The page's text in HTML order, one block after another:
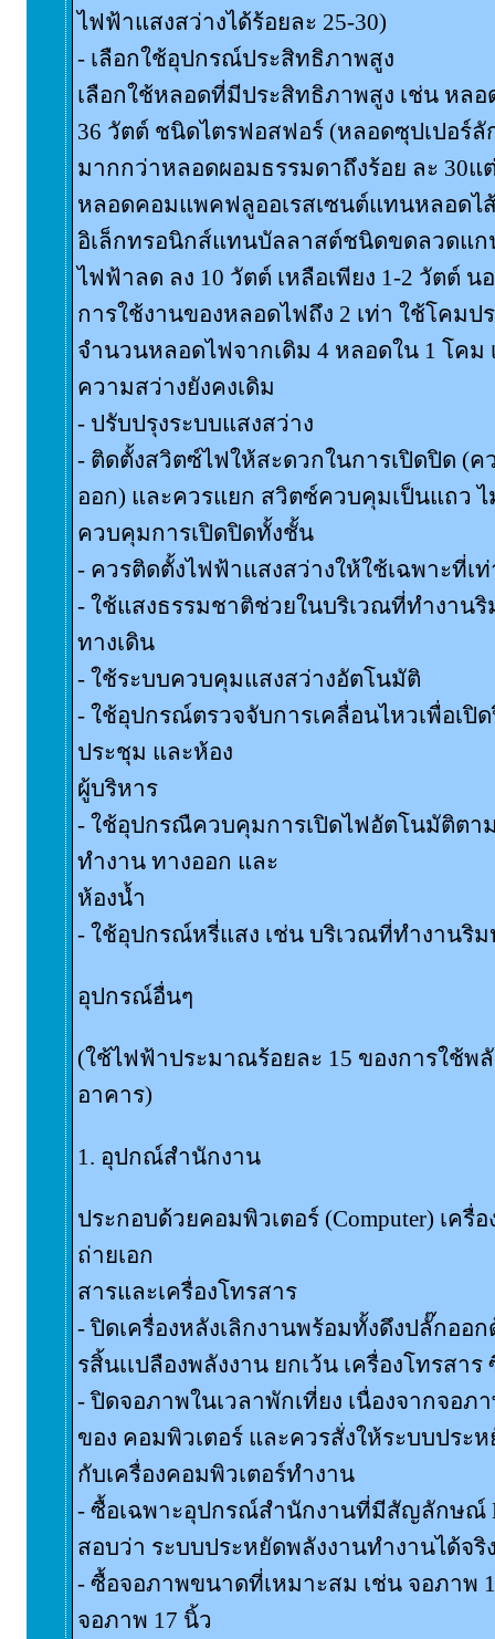
ไฟฟ้าแสงสว่างได้ร้อยละ 25-30)
- เลือกใช้อุปกรณ์ประสิทธิภาพสูง
เลือกใช้หลอดที่มีประสิทธิภาพสูง เช่น หลอ
36 วัตต์ ชนิดไตรฟอสฟอร์ (หลอดซุปเปอร์ลั
มากกว่าหลอดผอมธรรมดาถึงร้อย ละ 30แ
หลอดคอมแพคฟลูออเรสเซนต์แทนหลอดไ
อิเล็กทรอนิกส์แทนบัลลาสต์ชนิดขดลวดแก
ไฟฟ้าลด ลง 10 วัตต์ เหลือเพียง 1-2 วัตต์
การใช้งานของหลอดไฟถึง 2 เท่า ใช้โคม
จำนวนหลอดไฟจากเดิม 4 หลอดใน 1 โคม
ความสว่างยังคงเดิม
- ปรับปรุงระบบแสงสว่าง
- ติดตั้งสวิตซ์ไฟให้สะดวกในการเปิดปิด (ค
ออก) และควรแยก สวิตซ์ควบคุมเป็นแถว
ควบคุมการเปิดปิดทั้งชั้น
- ควรติดตั้งไฟฟ้าแสงสว่างให้ใช้เฉพาะที่เ
- ใช้แสงธรรมชาติช่วยในบริเวณที่ทำงานริ
ทางเดิน
- ใช้ระบบควบคุมแสงสว่างอัตโนมัติ
- ใช้อุปกรณ์ตรวจจับการเคลื่อนไหวเพื่อเปิ
ประชุม และห้อง
ผู้บริหาร
- ใช้อุปกรณืควบคุมการเปิดไฟอัตโนมัติตา
ทำงาน ทางออก และ
ห้องน้ำ
- ใช้อุปกรณ์หรี่แสง เช่น บริเวณที่ทำงานริ
อุปกรณ์อื่นๆ
(ใช้ไฟฟ้าประมาณร้อยละ 15 ของการใช้พ
อาคาร)
1. อุปกณ์สำนักงาน
ประกอบด้วยคอมพิวเตอร์ (Computer) เครื่
ถ่ายเอก
สารและเครื่องโทรสาร
- ปิดเครื่องหลังเลิกงานพร้อมทั้งดึงปลั๊กออ
รสิ้นเเปลืองพลังงาน ยกเว้น เครื่องโทรสาร
- ปิดจอภาพในเวลาพักเที่ยง เนื่องจากจอภ
ของ คอมพิวเตอร์ และควรสั่งให้ระบบประ
กับเครื่องคอมพิวเตอร์ทำงาน
- ซื้อเฉพาะอุปกรณ์สำนักงานที่มีสัญลักษณ์
สอบว่า ระบบประหยัดพลังงานทำงานได้จริ
- ซื้อจอภาพขนาดที่เหมาะสม เช่น จอภาพ
จอภาพ 17 นิ้ว